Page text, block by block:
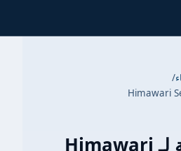
/
مراجعة محدثة لـ Himawari